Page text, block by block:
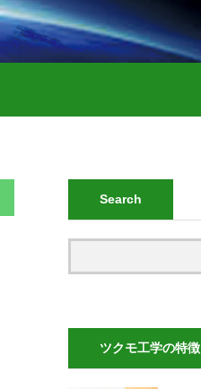
Search
ツクモ工学の特徴